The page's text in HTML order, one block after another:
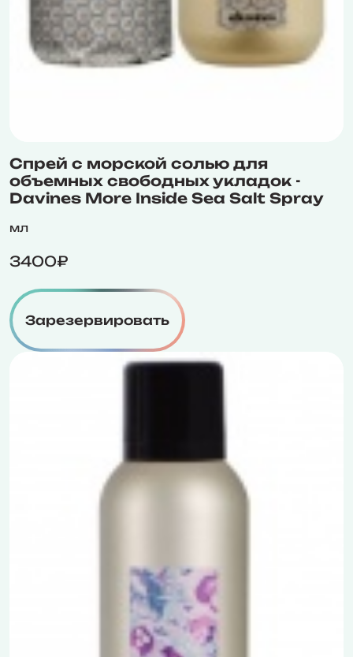
Спрей с морской солью для
объемных свободных укладок -
Davines More Inside Sea Salt Spray
мл
3400₽
Зарезервировать